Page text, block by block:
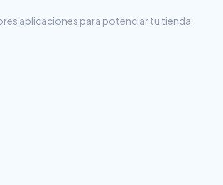
aplicaciones para potenciar tu tienda